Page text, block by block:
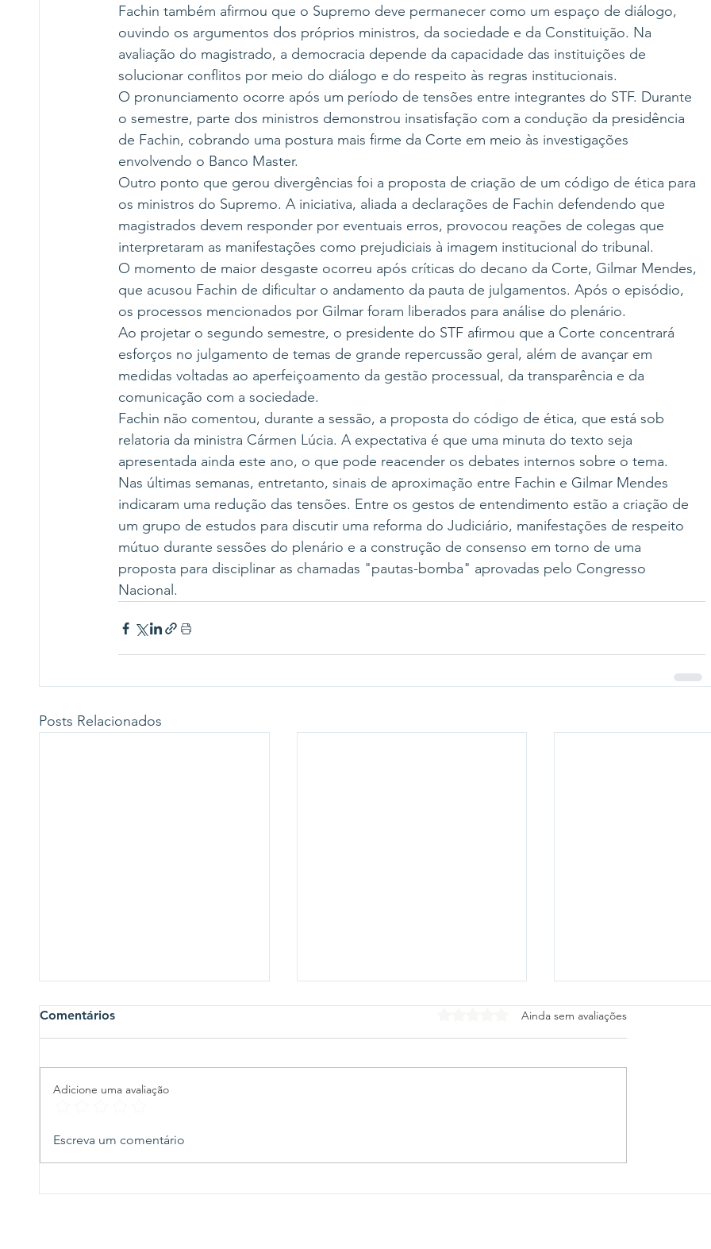
Fachin também afirmou que o Supremo deve permanecer como um espaço de diálogo,
ouvindo os argumentos dos próprios ministros, da sociedade e da Constituição. Na
avaliação do magistrado, a democracia depende da capacidade das instituições de
solucionar conflitos por meio do diálogo e do respeito às regras institucionais.
O pronunciamento ocorre após um período de tensões entre integrantes do STF. Durante
o semestre, parte dos ministros demonstrou insatisfação com a condução da presidência
de Fachin, cobrando uma postura mais firme da Corte em meio às investigações
envolvendo o Banco Master.
Outro ponto que gerou divergências foi a proposta de criação de um código de ética para
os ministros do Supremo. A iniciativa, aliada a declarações de Fachin defendendo que
magistrados devem responder por eventuais erros, provocou reações de colegas que
interpretaram as manifestações como prejudiciais à imagem institucional do tribunal.
O momento de maior desgaste ocorreu após críticas do decano da Corte, Gilmar Mendes,
que acusou Fachin de dificultar o andamento da pauta de julgamentos. Após o episódio,
os processos mencionados por Gilmar foram liberados para análise do plenário.
Ao projetar o segundo semestre, o presidente do STF afirmou que a Corte concentrará
esforços no julgamento de temas de grande repercussão geral, além de avançar em
medidas voltadas ao aperfeiçoamento da gestão processual, da transparência e da
comunicação com a sociedade.
Fachin não comentou, durante a sessão, a proposta do código de ética, que está sob
relatoria da ministra Cármen Lúcia. A expectativa é que uma minuta do texto seja
apresentada ainda este ano, o que pode reacender os debates internos sobre o tema.
Nas últimas semanas, entretanto, sinais de aproximação entre Fachin e Gilmar Mendes
indicaram uma redução das tensões. Entre os gestos de entendimento estão a criação de
um grupo de estudos para discutir uma reforma do Judiciário, manifestações de respeito
mútuo durante sessões do plenário e a construção de consenso em torno de uma
proposta para disciplinar as chamadas "pautas-bomba" aprovadas pelo Congresso
Nacional.
Posts Relacionados
André Fraga reage à
perseguição política dentro
do Brasil
mudança de planos
Comentários Avaliado com 0 de 5 estrelas.
Ainda sem avaliações
Adicione uma avaliação
Escreva um comentário